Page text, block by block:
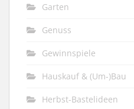
Garten
Genuss
Gewinnspiele
Hauskauf & (Um-)Bau
Herbst-Bastelideen